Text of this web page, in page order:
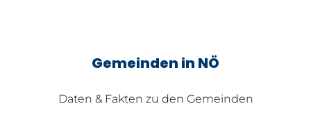
Gemeinden in NÖ
Daten & Fakten zu den Gemeinden